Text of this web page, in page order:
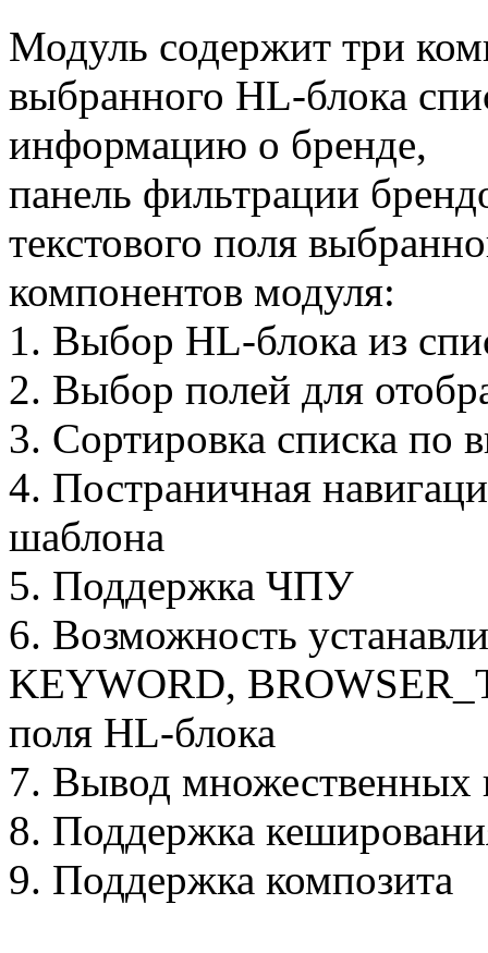
Модуль содержит три
выбранного HL-блока
информацию о бренде,
панель фильтрации
текстового поля
компонентов модуля:
1. Выбор HL-блока из
2. Выбор полей для
3. Сортировка списка по
4. Постраничная
шаблона
5. Поддержка ЧПУ
6. Возможность
KEYWORD,
поля HL-блока
7. Вывод множественных
8. Поддержка
9. Поддержка композита